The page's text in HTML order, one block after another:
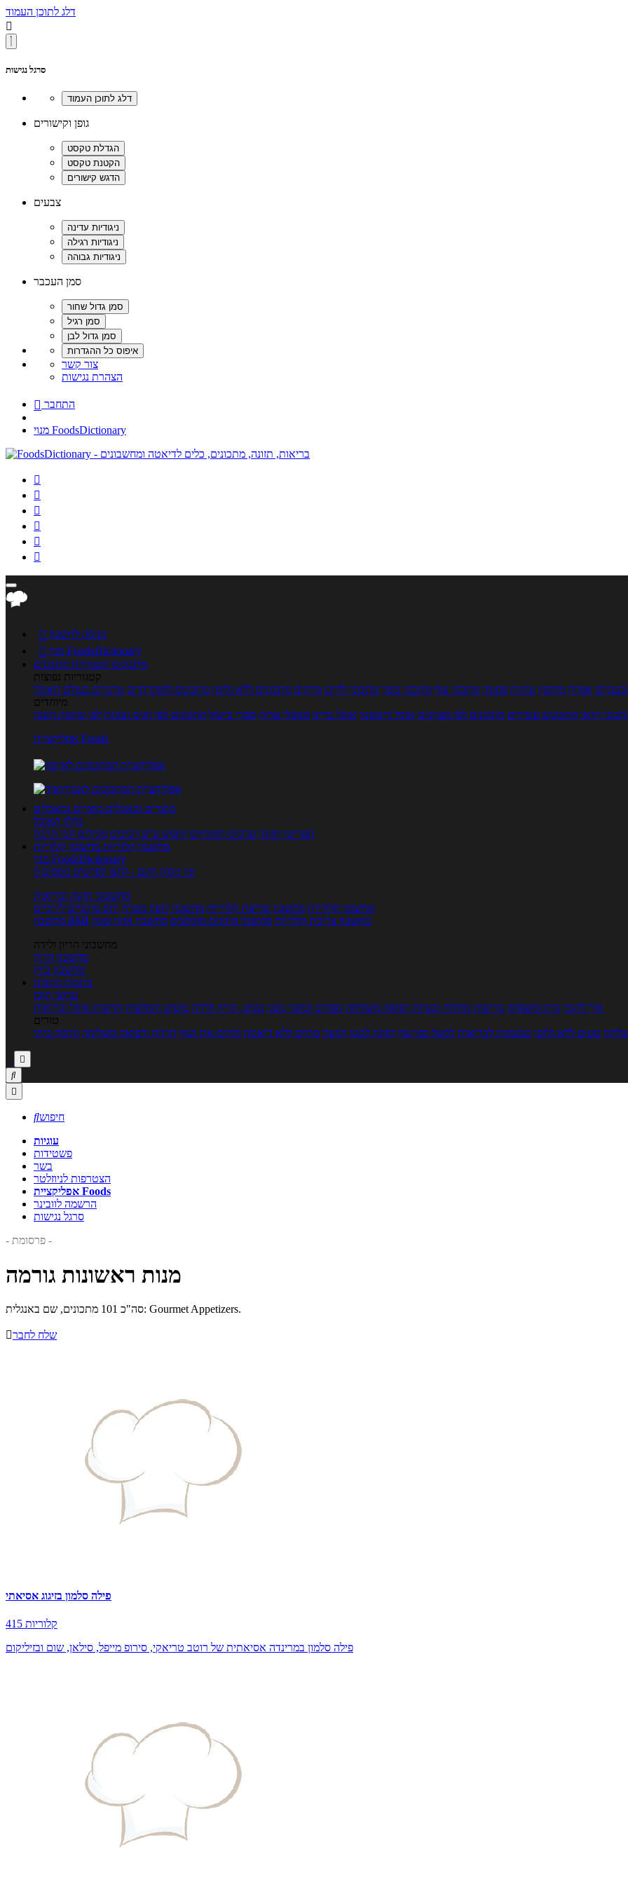
דלג לתוכן העמוד

סרגל נגישות
גופן וקישורים
צבעים
סמן העכבר
צור קשר
הצהרת נגישות
 התחבר
מנוי FoodsDictionary






 כניסה לחשבון

מנוי FoodsDictionary
מתכונים קטגוריות מתכונים
קטגוריות נפוצות
אפייה מוקפץ עוגיות פסטה מתכוני עוף מתכוני בשר מתכוני ילדים מרקים מתכונים ללא גלוטן מתכונים לסוכרתיים טרנדים בעולם האוכל
מיוחדים
וידאו מתכונים עשירים מתכונים לפי מצרכים אוכל דיאטטי אוכל בריא מאכלי עדות ספרי בישול מתכונים לפי חגים ועונות לפי שיטות הכנה
אפליקציית Foods
מוצרים ומאכלים מוצרים ומאכלים
מילון האוכל
תפריטי תזונה ערכים תזונתיים חיפוש ע"פ רכיבים מכילים הכי הרבה
מחשבון קלוריות מחשבון קלוריות
מנוי FoodsDictionary
5 ימי ניסיון חינם - לחצו לפרטים נוספים
מחשבוני תזונה ובריאות
מחשבון קלוריות מחשבון שריפת קלוריות מחשבון דופק מטרה יחס מותניים לירכיים
מחשבון BMI
מחשבון צריכת קלוריות מחשבון מינונים מומלצים מחשבון אחוז שומן
מחשבוני הריון ולידה
מחשבון הריון
מחשבון ביוץ
כתבות כתבות
ערוצי תוכן
איך להכין בית ומשפחה בריאות מחלות ובעיות רפואה משלימה ספורט וכושר גופני נשים, הריון ולידה טיפים והמלצות חדשות אוכל ובריאות
טורים
טעים ללא גלוטן טבעונות לבריאות לבשל כמו שף תזונה לבטן רגועה מרזים ללא דיאטה מזיזים את הגוף הרזיה ורפואה משלימה גורמה ביתי



חיפוש
עוגיות
פשטידות
בשר
הצטרפות לניוזלטר
אפליקציית Foods
הרשמה לוובינר
סרגל נגישות
- פרסומת -
מנות ראשונות גורמה
סה"כ 101 מתכונים, שם באנגלית: Gourmet Appetizers.
שלח לחבר
פילה סלמון בזיגוג אסיאתי
415 קלוריות
פילה סלמון במרינדה אסיאתית של רוטב טריאקי, סירופ מייפל, סילאן, שום ובזיליקום